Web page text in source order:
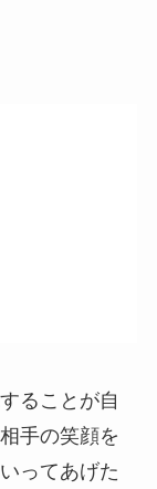
ることが自
手の笑顔を
ってあげた